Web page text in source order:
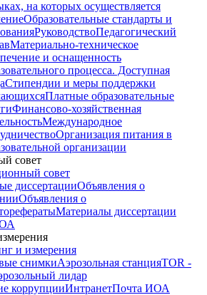
на которых осуществляется
Образовательные стандарты и
РуководствоПедагогический
Материально-техническое
и оснащенность
процесса. Доступная
Стипендии и меры поддержки
Платные образовательные
Финансово-хозяйственная
Международное
Организация питания в
организации
совет
совет
диссертацииОбъявления о
Объявления о
Материалы диссертации
и измерения
снимкиАэрозольная станцияTOR -
лидар
коррупцииИнтранетПочта ИОА